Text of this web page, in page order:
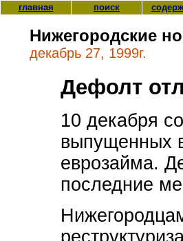
главная поиск
Нижегородские
декабрь 27, 1999г.
Дефолт
10 декабря
выпущенных
еврозайма.
последние